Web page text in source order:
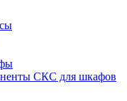
СКС для шкафов